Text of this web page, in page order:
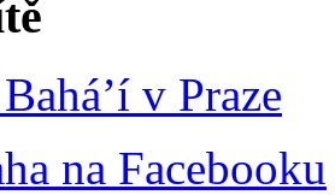
v Praze
na Facebooku